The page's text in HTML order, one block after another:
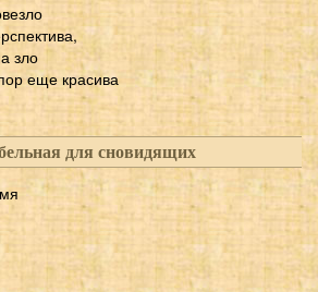
зло
еще красива
для сновидящих